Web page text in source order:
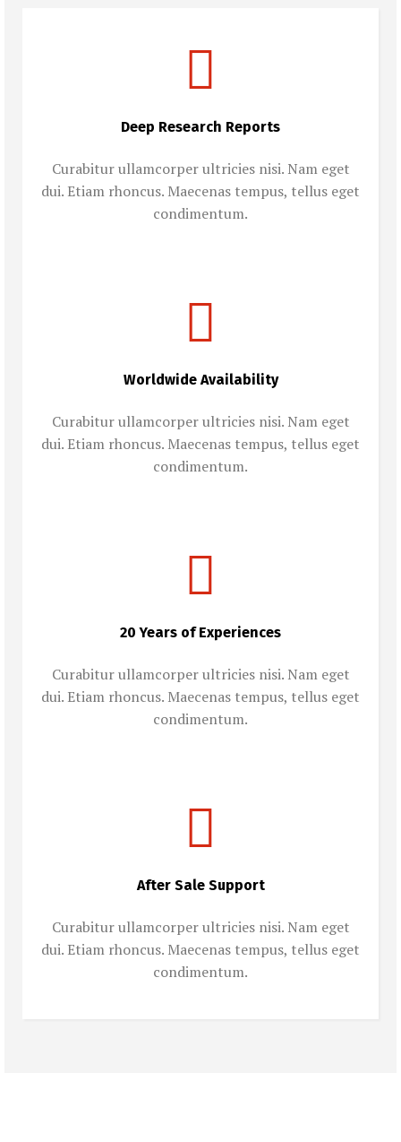
Deep Research Reports
Curabitur ullamcorper ultricies nisi. Nam eget
dui. Etiam rhoncus. Maecenas tempus, tellus eget
condimentum.
Worldwide Availability
Curabitur ullamcorper ultricies nisi. Nam eget
dui. Etiam rhoncus. Maecenas tempus, tellus eget
condimentum.
20 Years of Experiences
Curabitur ullamcorper ultricies nisi. Nam eget
dui. Etiam rhoncus. Maecenas tempus, tellus eget
condimentum.
After Sale Support
Curabitur ullamcorper ultricies nisi. Nam eget
dui. Etiam rhoncus. Maecenas tempus, tellus eget
condimentum.